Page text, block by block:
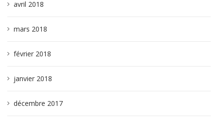
avril 2018
mars 2018
février 2018
janvier 2018
décembre 2017